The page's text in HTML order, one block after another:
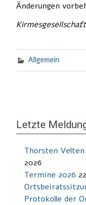
Änderungen
Allgemein
Letzte
Thorsten
2026
Termine 2026
Protokolle der